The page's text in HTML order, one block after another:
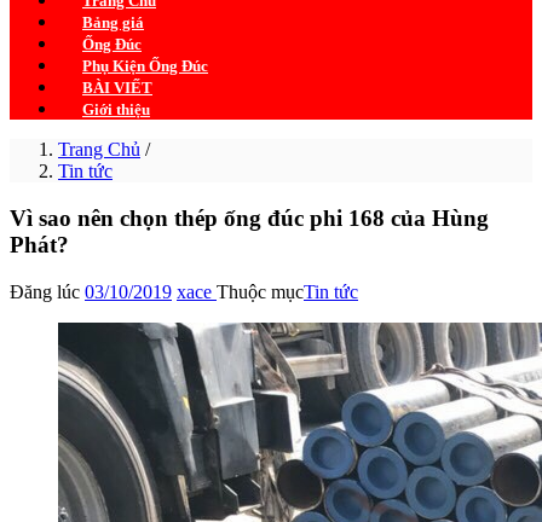
Bảng giá
Ống Đúc
Phụ Kiện Ống Đúc
BÀI VIẾT
Giới thiệu
Trang Chủ /
Tin tức
Vì sao nên chọn thép ống đúc phi 168 của Hùng
Phát?
Đăng lúc 03/10/2019 xace Thuộc mụcTin tức